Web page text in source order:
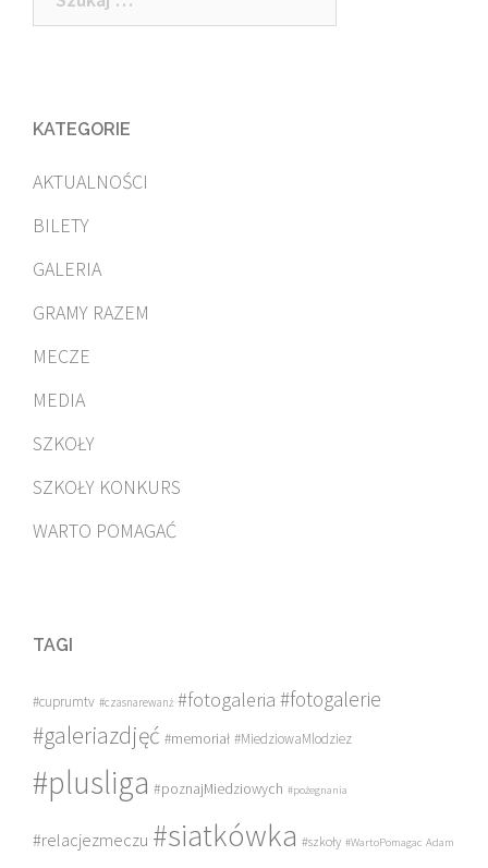
KATEGORIE
AKTUALNOŚCI
BILETY
GALERIA
GRAMY RAZEM
MECZE
MEDIA
SZKOŁY
SZKOŁY KONKURS
WARTO POMAGAĆ
TAGI
#cuprumtv #czasnarewanż #fotogaleria #fotogalerie
#galeriazdjęć #memoriał #MiedziowaMlodziez
#plusliga #poznajMiedziowych #pożegnania
#relacjezmeczu #siatkówka #szkoły #WartoPomagac Adam